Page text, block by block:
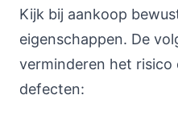
Kijk bij aankoop
eigenschappen. De
verminderen het
defecten: